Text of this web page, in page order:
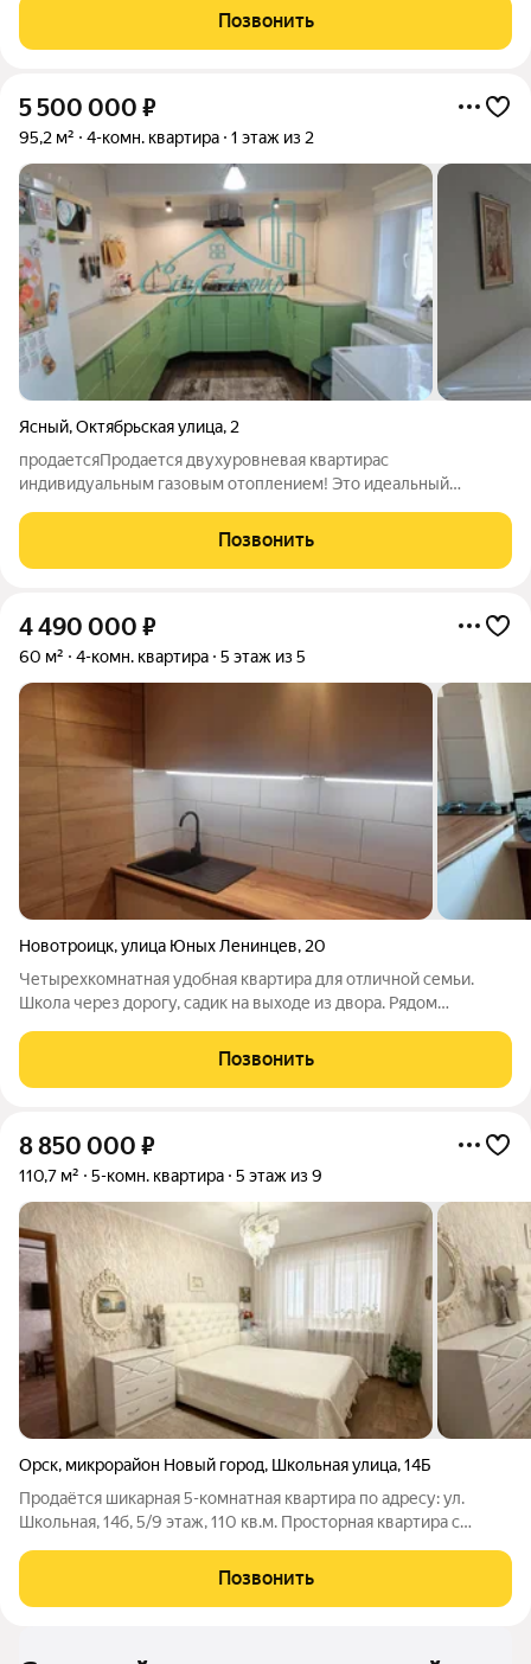
тратя время и нервы на ремонт? Вашему вниманию
предлагается уникальный вариант
Позвонить
5 500 000 ₽
95,2 м² 4-комн. квартира 1 этаж из 2
Ясный,Октябрьская улица, 2
продаетсяПродается двухуровневая квартирас
индивидуальным газовым отоплением! Это идеальный
Квартира общей площадью 100 квадратных метров порадует
вас удобной перепланировкой, которая включает
Позвонить
4 490 000 ₽
60 м² 4-комн. квартира 5 этаж из 5
Новотроицк,улица Юных Ленинцев, 20
Четырехкомнатная удобная квартира для отличной семьи.
Школа через дорогу, садик на выходе из двора. Рядом
доступности Магнит. Зимой в квартире тепло (пластиковые
окна, биметалл радиаторы),
Позвонить
8 850 000 ₽
110,7 м² 5-комн. квартира 5 этаж из 9
Орск, микрорайон Новый город, Школьная улица,14Б
Продаётся шикарная 5-комнатная квартира по адресу: ул.
Школьная, 14б, 5/9 этаж, 110 кв.м. Просторная квартира с
для комфортной жизни большой семьи. В квартире 4
отдельные жилые комнаты и
Позвонить